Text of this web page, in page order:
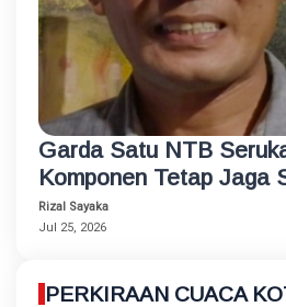
Garda Satu NTB
Komponen Tetap Jaga
Rizal Sayaka
Jul 25, 2026
PERKIRAAN CUACA